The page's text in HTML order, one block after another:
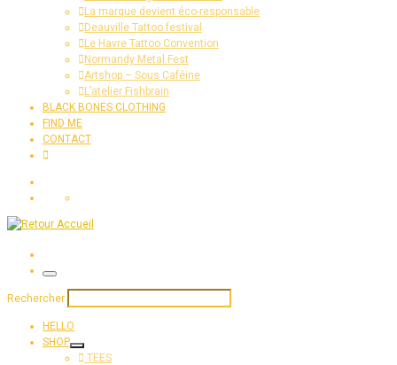
La marque devient éco-responsable
Deauville Tattoo festival
Le Havre Tattoo Convention
Normandy Metal Fest
Artshop – Sous Caféine
L’atelier Fishbrain
BLACK BONES CLOTHING
FIND ME
CONTACT
Menu
Rechercher
HELLO
SHOP
TEES